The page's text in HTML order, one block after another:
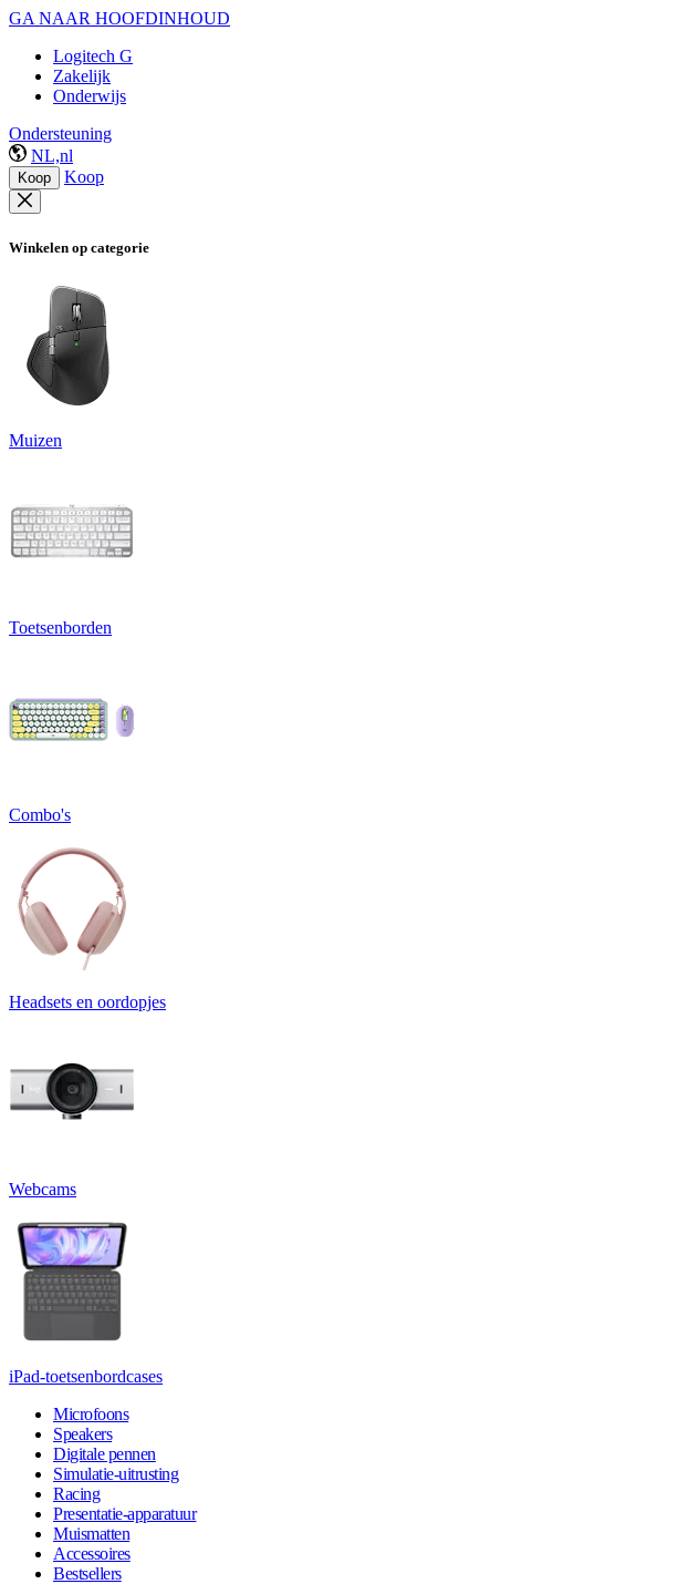
GA NAAR HOOFDINHOUD
Logitech G
Zakelijk
Onderwijs
Ondersteuning
NL,nl
Koop Koop
Winkelen op categorie
Muizen
Toetsenborden
Combo's
Headsets en oordopjes
Webcams
iPad-toetsenbordcases
Microfoons
Speakers
Digitale pennen
Simulatie-uitrusting
Racing
Presentatie-apparatuur
Muismatten
Accessoires
Bestsellers